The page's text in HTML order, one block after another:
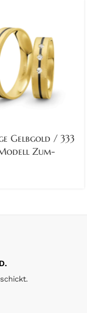
Gelbgold / 333
Zum-